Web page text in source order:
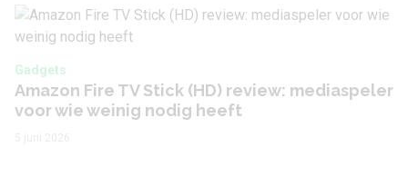
Gadgets
Amazon Fire TV Stick (HD) review: mediaspeler
voor wie weinig nodig heeft